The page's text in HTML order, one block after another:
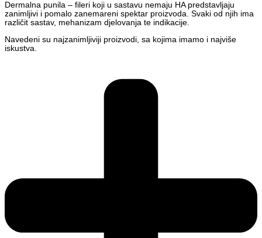
Dermalna punila – fileri koji u sastavu nemaju HA predstavljaju
zanimljivi i pomalo zanemareni spektar proizvoda. Svaki od njih ima
različit sastav, mehanizam djelovanja te indikacije.
Navedeni su najzanimljiviji proizvodi, sa kojima imamo i najviše
iskustva.